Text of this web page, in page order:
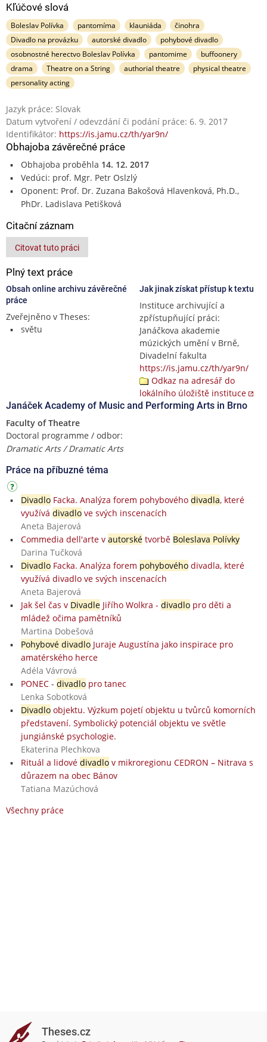
Kľúčové slová
Boleslav Polívka pantomíma klauniáda
činohra
Divadlo na provázku
autorské divadlo
pohybové divadlo
osobnostné herectvo Boleslav Polívka
pantomime
buffoonery
drama
Theatre on a String authorial theatre
physical theatre
personality acting
Jazyk práce: Slovak
Datum vytvoření / odevzdání či podání práce: 6. 9. 2017
Identifikátor: https://is.jamu.cz/th/yar9n/
Obhajoba závěrečné práce
Obhajoba proběhla 14. 12. 2017
Vedúci: prof. Mgr. Petr Oslzlý
Oponent: Prof. Dr. Zuzana Bakošová Hlavenková, Ph.D.,
PhDr. Ladislava Petišková
Citační záznam
Citovat tuto práci
Plný text práce
Obsah online archivu závěrečné
práce
Zveřejněno v Theses:
světu
Jak jinak získat přístup k textu
Instituce archivující a
zpřístupňující práci:
Janáčkova akademie
múzických umění v Brně,
Divadelní fakulta
https://is.jamu.cz/th/yar9n/
Odkaz na adresář do
lokálního úložiště instituce
Janáček Academy of Music and Performing Arts in Brno
Faculty of Theatre
Doctoral programme / odbor:
Dramatic Arts / Dramatic Arts
Práce na příbuzné téma
DivadloFacka. Analýza forem pohybového divadla, které
využívá divadlove svých inscenacích
Aneta Bajerová
Commedia dell'arte v autorskétvorbě Boleslava Polívky
Darina Tučková
DivadloFacka. Analýza forem pohybovéhodivadla, které
využívá divadlo ve svých inscenacích
Aneta Bajerová
Jak šel čas v DivadleJiřího Wolkra - divadlopro děti a
mládež očima pamětníků
Martina Dobešová
Pohybové divadloJuraje Augustína jako inspirace pro
amatérského herce
Adéla Vávrová
PONEC - divadlopro tanec
Lenka Sobotková
Divadloobjektu. Výzkum pojetí objektu u tvůrců komorních
představení. Symbolický potenciál objektu ve světle
jungiánské psychologie.
Ekaterina Plechkova
Rituál a lidové divadlov mikroregionu CEDRON – Nitrava s
důrazem na obec Bánov
Tatiana Mazúchová
Všechny práce
Theses.cz